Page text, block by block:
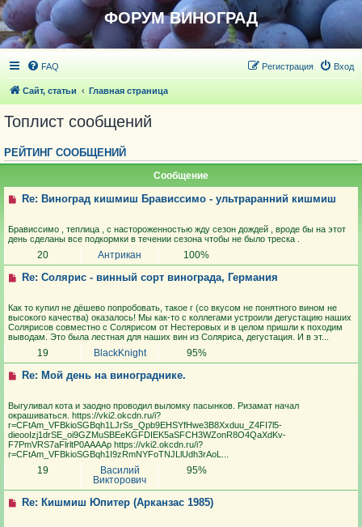
ФОРУМ ВИНОГРАД
FAQ Вход
Регистрация
Сайт, статьи Главная страница
Топлист сообщений
РЕЙТИНГ СООБЩЕНИЙ
Сообщение
Re: Виноград кишмиш Брависсимо - ультраранний кишмиш
Брависсимо , теплица , с настороженностью жду сезон дождей , вроде бы на этот
день сделаны все подкормки в течении сезона чтобы не было треска .
20 Антрикан 100%
Re: Солярис - винный сорт винограда, Германия
Как то купил не дёшево попробовать, такое г (со вкусом не понятного вином не
высокого качества) оказалось! Мы как-то с коллегами устроили дегустацию наших
Солярисов совместно с Солярисом от Нестеровых и в целом пришли к походим
выводам. Это была лестная для наших вин из Соляриса, дегустация. И в эт...
19 BlackKnight 95%
Re: Мой день на винограднике.
Выгуливал кота и заодно проводил выломку пасынков. Ризамат начал
окрашиваться. https://vki2.okcdn.ru/i?
r=CFtAm_VFBkioSGBqh1LJrSs_Qpb9EHSYfHwe3B8Xxduu_Z4FI7l5-
dieooIzj1drSE_oi9GZMuSBEeKGFDIEK5aSFCH3WZonR8O4QaXdKv-
F7PmVRS7aFlrltP0AAAAp https://vki2.okcdn.ru/i?
r=CFtAm_VFBkioSGBqh1I9zRmNYFoTNJLlUdh3rAoL...
19
Василий
Викторович
95%
Re: Кишмиш Юпитер (Арканзас 1985)